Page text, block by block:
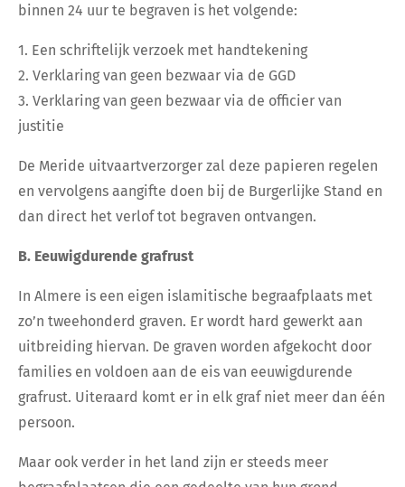
binnen 24 uur te begraven is het volgende:
1. Een schriftelijk verzoek met handtekening
2. Verklaring van geen bezwaar via de GGD
3. Verklaring van geen bezwaar via de officier van
justitie
De Meride uitvaartverzorger zal deze papieren regelen
en vervolgens aangifte doen bij de Burgerlijke Stand en
dan direct het verlof tot begraven ontvangen.
B. Eeuwigdurende grafrust
In Almere is een eigen islamitische begraafplaats met
zo’n tweehonderd graven. Er wordt hard gewerkt aan
uitbreiding hiervan. De graven worden afgekocht door
families en voldoen aan de eis van eeuwigdurende
grafrust. Uiteraard komt er in elk graf niet meer dan één
persoon.
Maar ook verder in het land zijn er steeds meer